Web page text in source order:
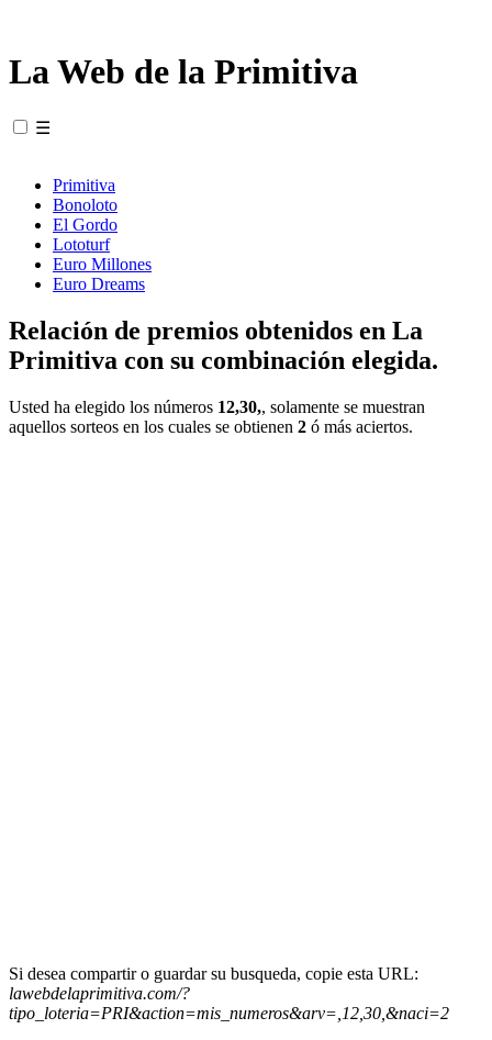
La Web de la Primitiva
☰
Primitiva
Bonoloto
El Gordo
Lototurf
Euro Millones
Euro Dreams
Relación de premios obtenidos en La
Primitiva con su combinación elegida.
Usted ha elegido los números 12,30,, solamente se muestran
aquellos sorteos en los cuales se obtienen 2 ó más aciertos.
Si desea compartir o guardar su busqueda, copie esta URL:
lawebdelaprimitiva.com/?
tipo_loteria=PRI&action=mis_numeros&arv=,12,30,&naci=2